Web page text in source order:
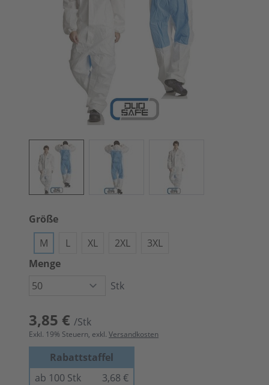
Größe
M
L XL 2XL
3XL
Menge
Stk
3,85 € /Stk
Exkl. 19% Steuern, exkl. Versandkosten
Rabattstaffel
ab 100 Stk
3,68 €